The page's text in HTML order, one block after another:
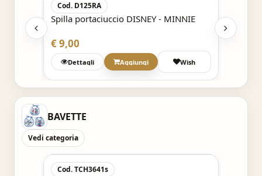
Cod. D125RA
Spilla portaciuccio DISNEY - MINNIE
€ 9,00
Dettagli Aggiungi Wish
BAVETTE
Vedi categoria
Cod. TCH3641s